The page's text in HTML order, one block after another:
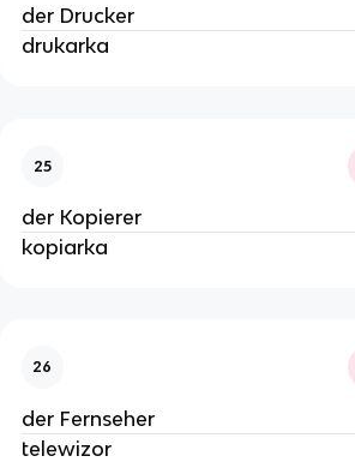
der Drucker
drukarka
25
der Kopierer
kopiarka
26
der Fernseher
telewizor